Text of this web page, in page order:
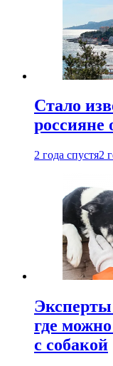
Стало
2 года спустя2
Эксперты
где
с собакой